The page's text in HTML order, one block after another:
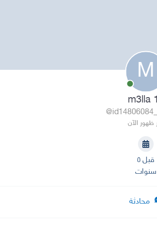
M
m3lla
ظهور الآن
قبل ٥
سنوات
محادثة